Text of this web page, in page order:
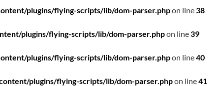
plugins/flying-scripts/lib/dom-parser.phpon line38
plugins/flying-scripts/lib/dom-parser.phpon line39
plugins/flying-scripts/lib/dom-parser.phpon line40
plugins/flying-scripts/lib/dom-parser.phpon line41